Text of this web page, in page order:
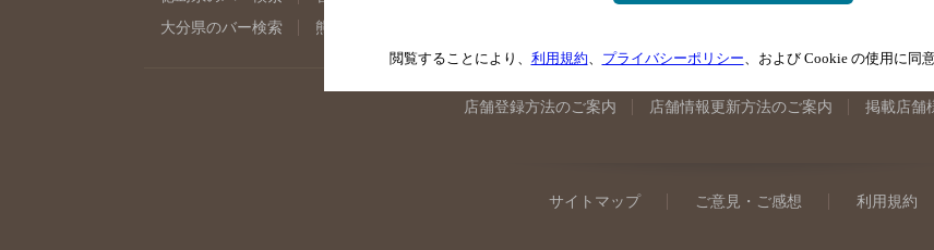
大分県のバー検索
熊本県のバー検索
店舗登録方法のご案内 店舗情報更新方法のご案内 掲載店舗
サイトマップ ご意見・ご感想 利用規約
閲覧することにより、 利用規約、 プライバシーポリシー、および Cookie の使用に同